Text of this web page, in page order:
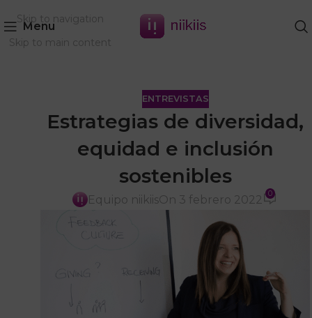
Skip to navigation
Skip to main content
Menu
ENTREVISTAS
Estrategias de diversidad,
equidad e inclusión
sostenibles
Equipo niikiisOn 3 febrero 2022 0